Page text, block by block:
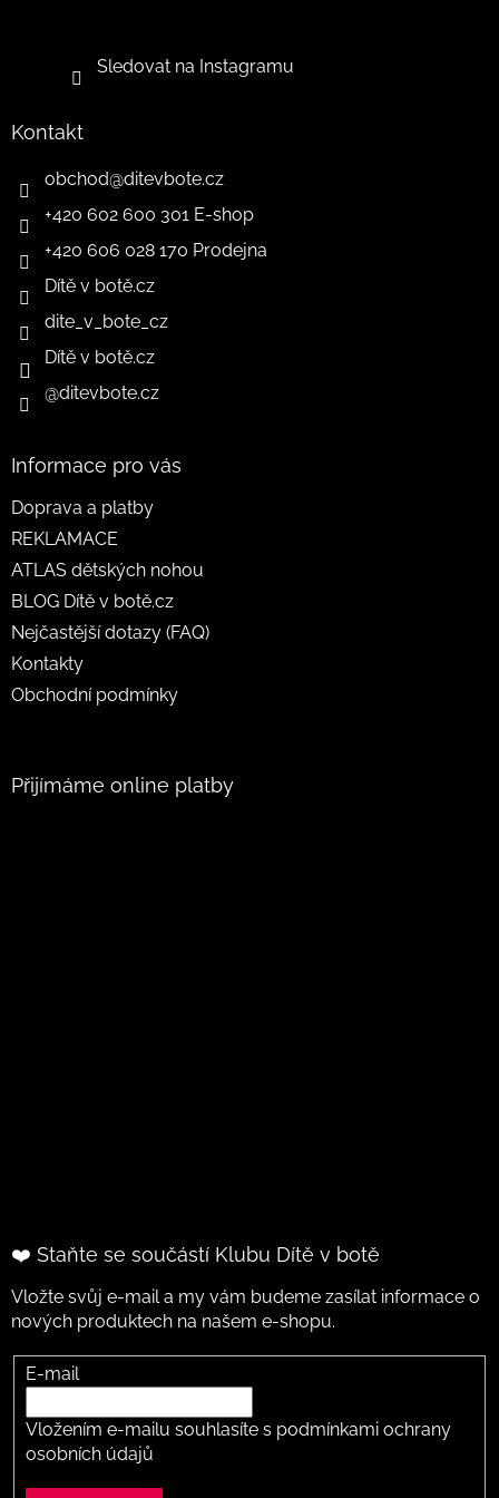
Sledovat na Instagramu
Kontakt
obchod@ditevbote.cz
+420 602 600 301 E-shop
+420 606 028 170 Prodejna
Dítě v botě.cz
dite_v_bote_cz
Dítě v botě.cz
@ditevbote.cz
Informace pro vás
Doprava a platby
REKLAMACE
ATLAS dětských nohou
BLOG Dítě v botě.cz
Nejčastější dotazy (FAQ)
Kontakty
Obchodní podmínky
Přijímáme online platby
❤️ Staňte se součástí Klubu Dítě v botě
Vložte svůj e-mail a my vám budeme zasílat informace o
nových produktech na našem e-shopu.
E-mail
Vložením e-mailu souhlasíte s podmínkami ochrany
osobních údajů